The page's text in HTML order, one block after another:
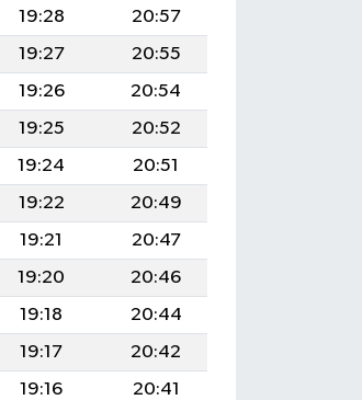
19:28
20:57
19:27
20:55
19:26
20:54
19:25
20:52
19:24
20:51
19:22
20:49
19:21
20:47
19:20
20:46
19:18
20:44
19:17
20:42
19:16
20:41